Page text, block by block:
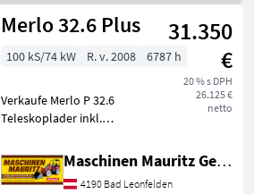
stavbu /
Dieci
Merlo 32.6 Plus
31.350
€
20 % s DPH
26.125 €
netto
100 kS/74 kW R. v. 2008 6787 h
Verkaufe Merlo P 32.6
Teleskoplader inkl.
Werkzeugverriegelung, 4
Zylinder Deutz Motor mit
Turbo, Breitreifen,
Maschinen Mauritz GesmbH
4190 Bad Leonfelden